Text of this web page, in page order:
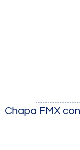
Chapa FMX